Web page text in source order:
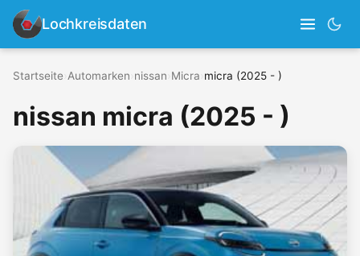
Lochkreisdaten
Startseite Automarken nissan Micra micra (2025 - )
nissan micra (2025 - )